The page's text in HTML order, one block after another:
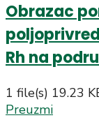
Obrazac
Rh na
1 file(s) 19.23
Preuzmi